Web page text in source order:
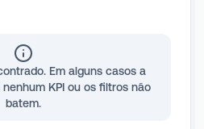
Em alguns casos a
KPI ou os filtros não
batem.